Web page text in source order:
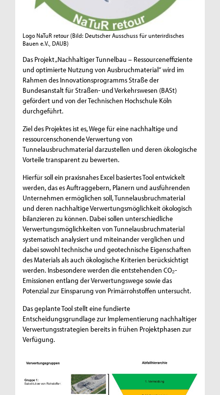
Logo NaTuR retour (Bild: Deutscher Ausschuss für unterirdisches
Bauen e.V., DAUB)
Das Projekt „Nachhaltiger Tunnelbau – Ressourceneffiziente
und optimierte Nutzung von Ausbruchmaterial“ wird im
Rahmen des Innovationsprogramms Straße der
Bundesanstalt für Straßen- und Verkehrswesen (BASt)
gefördert und von der Technischen Hochschule Köln
durchgeführt.
Ziel des Projektes ist es, Wege für eine nachhaltige und
ressourcenschonende Verwertung von
Tunnelausbruchmaterial darzustellen und deren ökologische
Vorteile transparent zu bewerten.
Hierfür soll ein praxisnahes Excel basiertes Tool entwickelt
werden, das es Auftraggebern, Planern und ausführenden
Unternehmen ermöglichen soll, Tunnelausbruchmaterial
und deren nachhaltige Verwertungsmöglichkeit ökologisch
bilanzieren zu können. Dabei sollen unterschiedliche
Verwertungsmöglichkeiten von Tunnelausbruchmaterial
systematisch analysiert und miteinander verglichen und
dabei sowohl technische und geotechnische Eigenschaften
des Materials als auch ökologische Kriterien berücksichtigt
werden. Insbesondere werden die entstehenden CO₂-
Emissionen entlang der Verwertungswege sowie das
Potenzial zur Einsparung von Primärrohstoffen untersucht.
Das geplante Tool stellt eine fundierte
Entscheidungsgrundlage zur Implementierung nachhaltiger
Verwertungsstrategien bereits in frühen Projektphasen zur
Verfügung.